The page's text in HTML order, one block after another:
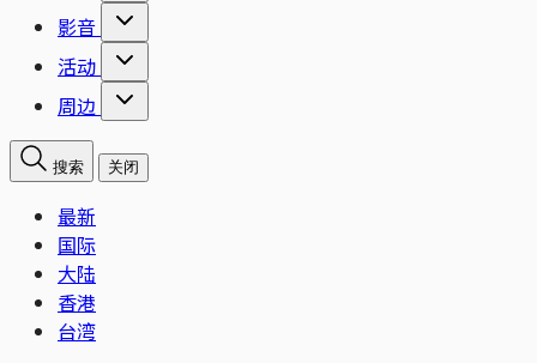
影音
活动
周边
搜索 关闭
最新
国际
大陆
香港
台湾